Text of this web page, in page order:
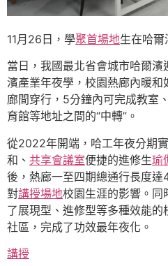
11月26日，學聚首場地生在哈爾
當日，我國最北省會城市哈爾
濱產業年夜學，校園熱廊內暖
廊間穿行，5分鐘內可完成教室
育館等地址之間的“中轉”。
從2022年開端，哈工年夜分期
和、 共享會議室便捷的進修生瑜
後，熱廊一至四期總通行長度
對講授場地校園生涯的影響。同
了展現型、進修型等多種效能
社區，完成了功效最年夜化。
講授